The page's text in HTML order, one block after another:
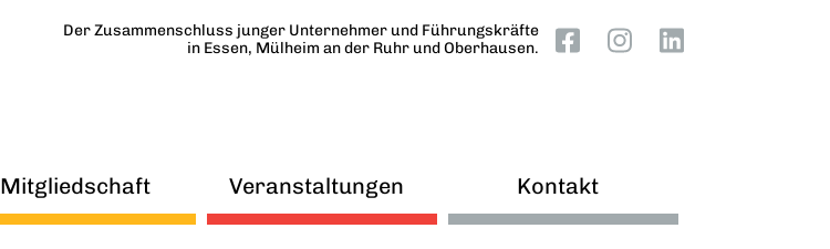
Der Zusammenschluss junger Unternehmer und Führungskräfte
in Essen, Mülheim an der Ruhr und Oberhausen.
Mitgliedschaft Veranstaltungen Kontakt